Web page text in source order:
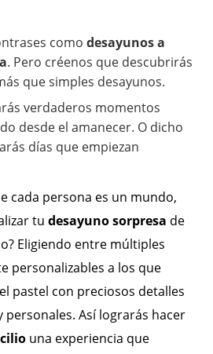
como desayunos a
. Pero créenos que descubrirás
que simples desayunos.
verdaderos momentos
desde el amanecer. O dicho
días que empiezan
cada persona es un mundo,
tu desayuno sorpresa de
Eligiendo entre múltiples
personalizables a los que
pastel con preciosos detalles
personales. Así lograrás hacer
una experiencia que